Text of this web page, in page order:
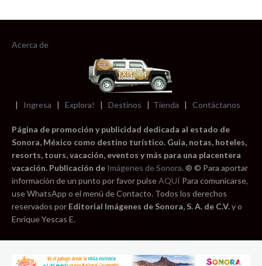
Acerca de
| Ingresa | Explora! | Destinos | Tienda | Contáctanos
Página de promoción y publicidad dedicada al estado de
Sonora, México como destino turístico. Guia, notas, hoteles,
resorts, tours, vacación, eventos y más para una placentera
vacación. Publicación de Imágenes de Sonora. ® © Para aportar
información de un punto por favor pulseAQUÍ Para comunicarse,
use WhatsApp o el menú de Contacto. Todos los derechos
reservados por Editorial Imágenes de Sonora, S. A. de C.V.y o
Enrique Yescas E.